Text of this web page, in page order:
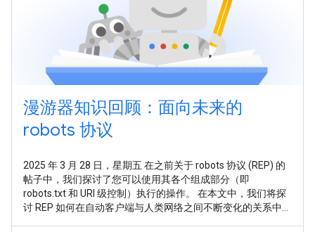
漫游器知识回顾：面向未来的
robots 协议
2025 年 3 月 28 日，星期五 在之前关于 robots 协议 (REP) 的
帖子中，我们探讨了您可以使用其各个组成部分（即
robots.txt 和 URI 级控制）执行的操作。 在本文中，我们将探
讨 REP 如何在自动客户端与人类网络之间不断变化的关系中发